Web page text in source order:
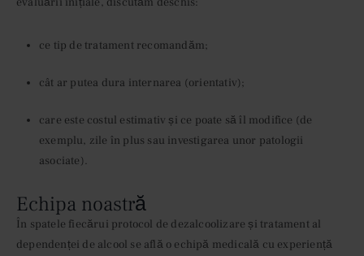
ce tip de tratament recomandăm;
cât ar putea dura internarea (orientativ);
care este costul estimativ și ce poate să îl modifice (de
exemplu, zile în plus sau investigarea unor patologii
asociate).
Echipa noastră
În spatele fiecărui protocol de dezalcoolizare și tratament al
dependenței de alcool se află o echipă medicală cu experiență